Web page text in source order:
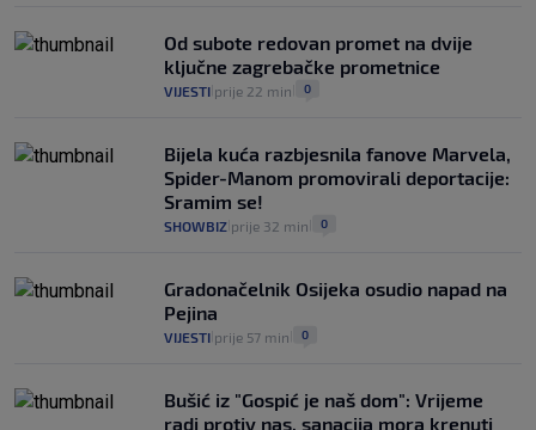
Od subote redovan promet na dvije
ključne zagrebačke prometnice
VIJESTI prije 22 min 0
Bijela kuća razbjesnila fanove Marvela,
Spider-Manom promovirali deportacije:
Sramim se!
SHOWBIZ prije 32 min 0
Gradonačelnik Osijeka osudio napad na
Pejina
VIJESTI prije 57 min 0
Bušić iz "Gospić je naš dom": Vrijeme
radi protiv nas, sanacija mora krenuti